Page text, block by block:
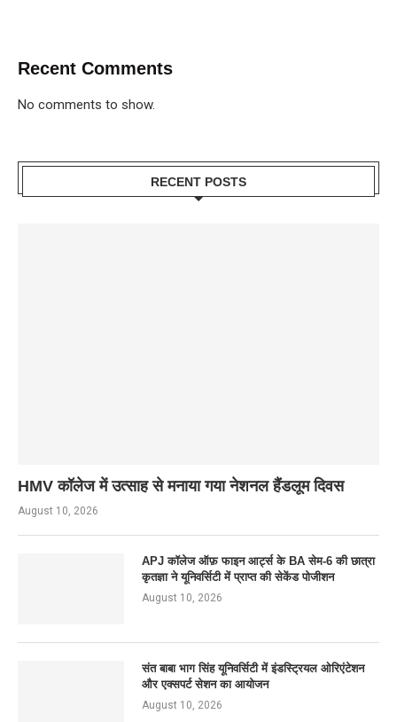
Recent Comments
No comments to show.
RECENT POSTS
HMV कॉलेज में उत्साह से मनाया गया नेशनल हैंडलूम दिवस
August 10, 2026
APJ कॉलेज ऑफ़ फाइन आर्ट्स के BA सेम-6 की छात्रा
कृतज्ञा ने यूनिवर्सिटी में प्राप्त की सेकेंड पोजीशन
August 10, 2026
संत बाबा भाग सिंह यूनिवर्सिटी में इंडस्ट्रियल ओरिएंटेशन
और एक्सपर्ट सेशन का आयोजन
August 10, 2026